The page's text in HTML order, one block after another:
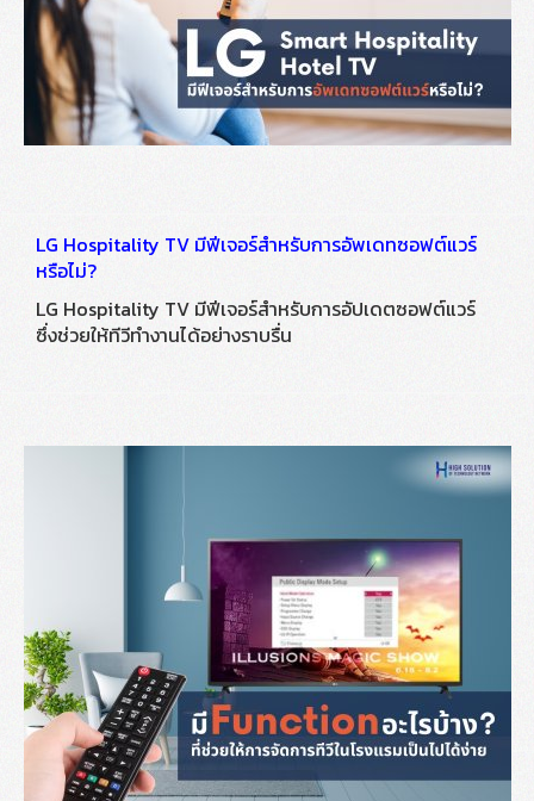
LG Hospitality TV มีฟีเจอร์สำหรับการอัพเดทซอฟต์แวร์
หรือไม่?
LG Hospitality TV มีฟีเจอร์สำหรับการอัปเดตซอฟต์แวร์
ซึ่งช่วยให้ทีวีทำงานได้อย่างราบรื่น